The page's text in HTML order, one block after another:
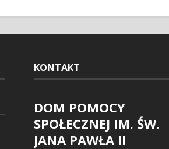
KONTAKT
DOM POMOCY
SPOŁECZNEJ IM. ŚW.
JANA PAWŁA II